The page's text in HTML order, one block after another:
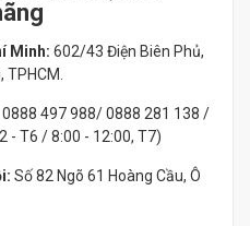
Minh: 602/43 Điện Biên Phủ,
497 988/ 0888 281 138 /
- T6 / 8:00 - 12:00, T7)
Số 82 Ngõ 61 Hoàng Cầu, Ô